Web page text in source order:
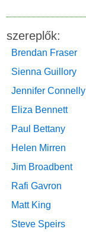
szereplők:
Brendan Fraser
Sienna Guillory
Jennifer Connelly
Eliza Bennett
Paul Bettany
Helen Mirren
Jim Broadbent
Rafi Gavron
Matt King
Steve Speirs